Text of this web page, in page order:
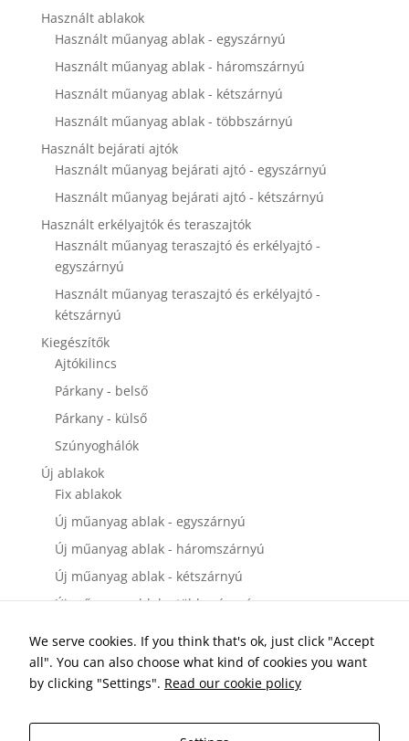
Használt ablakok
Használt műanyag ablak - egyszárnyú
Használt műanyag ablak - háromszárnyú
Használt műanyag ablak - kétszárnyú
Használt műanyag ablak - többszárnyú
Használt bejárati ajtók
Használt műanyag bejárati ajtó - egyszárnyú
Használt műanyag bejárati ajtó - kétszárnyú
Használt erkélyajtók és teraszajtók
Használt műanyag teraszajtó és erkélyajtó -
egyszárnyú
Használt műanyag teraszajtó és erkélyajtó -
kétszárnyú
Kiegészítők
Ajtókilincs
Párkany - belső
Párkany - külső
Szúnyoghálók
Új ablakok
Fix ablakok
Új műanyag ablak - egyszárnyú
Új műanyag ablak - háromszárnyú
Új műanyag ablak - kétszárnyú
Új műanyag ablak - többszárnyú
Új műanyag bejárati ajtó - egyszárnyú
Új műanyag bejárati ajtó - kétszárnyú
Új műanyag teraszajtó és erkélyajtó - egyszárnyú
We serve cookies. If you think that's ok, just click "Accept
all". You can also choose what kind of cookies you want
by clicking "Settings". Read our cookie policy
website is
used.
Experience
In order for
to perform
as well as
possible
during your
visit. If you
refuse these
some
functionality
you visit our
increase the
chance of
offers.